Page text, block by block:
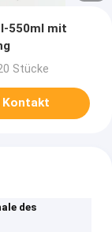
550ml mit
Stücke
Kontakt
des